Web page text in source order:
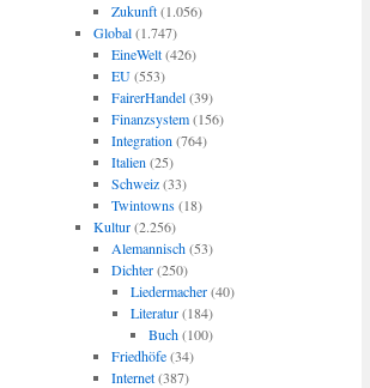
Zukunft(1.056)
Global(1.747)
EineWelt(426)
EU(553)
FairerHandel(39)
Finanzsystem(156)
Integration (764)
Italien (25)
Schweiz(33)
Twintowns(18)
Kultur(2.256)
Alemannisch(53)
Dichter(250)
Liedermacher(40)
Literatur(184)
Buch(100)
Friedhöfe(34)
Internet(387)